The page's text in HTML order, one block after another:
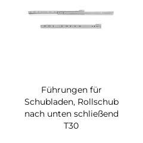
Führungen für
Schubladen, Rollschub
nach unten schließend
T30